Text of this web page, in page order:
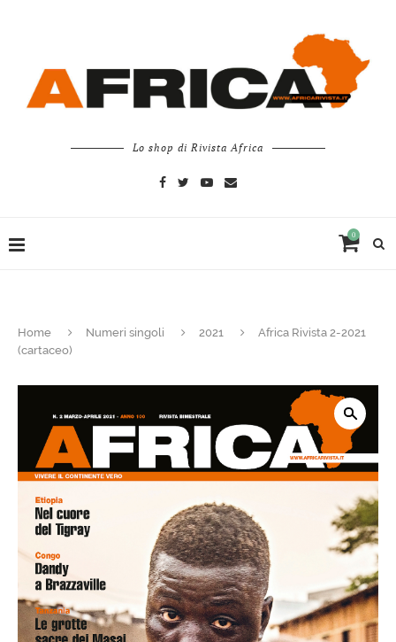
Lo shop di Rivista Africa
0
Home Numeri singoli 2021
Africa Rivista 2-2021
(cartaceo)